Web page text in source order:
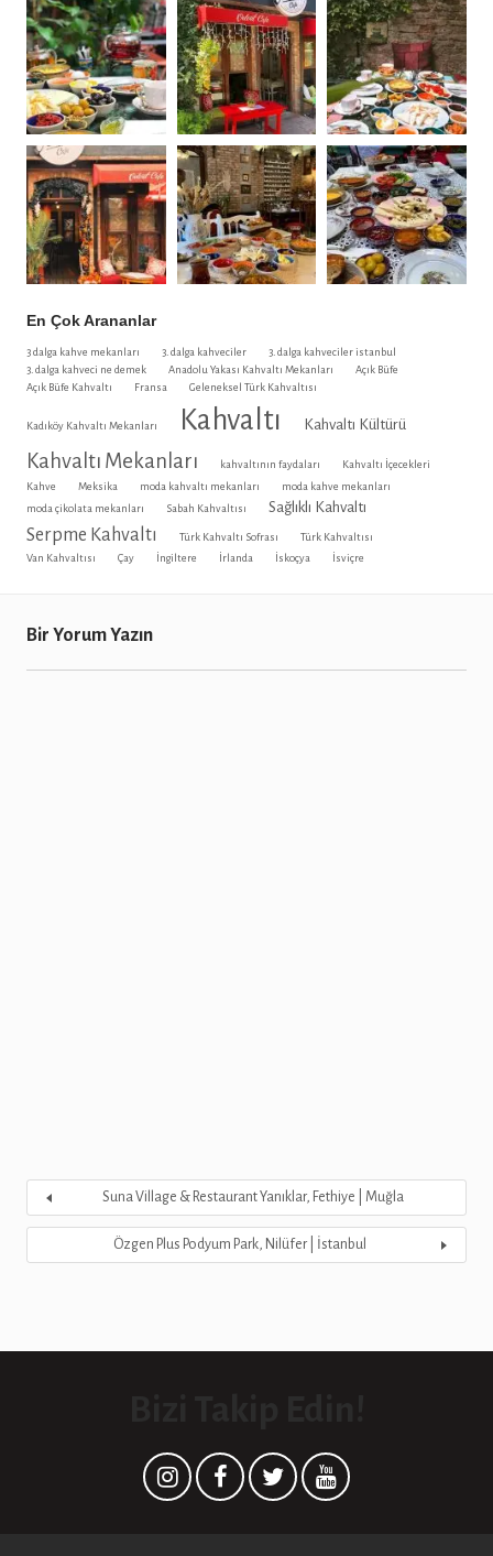
En Çok Arananlar
3 dalga kahve mekanları 3. dalga kahveciler
3. dalga kahveciler istanbul
3. dalga kahveci ne demek
Anadolu Yakası Kahvaltı Mekanları
Açık Büfe
Açık Büfe Kahvaltı
Fransa Geleneksel Türk Kahvaltısı
Kadıköy Kahvaltı Mekanları Kahvaltı Kahvaltı Kültürü
Kahvaltı Mekanları kahvaltının faydaları
Kahvaltı İçecekleri
Kahve
Meksika moda kahvaltı mekanları
moda kahve mekanları
moda çikolata mekanları
Sabah Kahvaltısı Sağlıklı Kahvaltı
Serpme Kahvaltı Türk Kahvaltı Sofrası
Türk Kahvaltısı
Van Kahvaltısı
Çay İngiltere İrlanda İskoçya İsviçre
Bir Yorum Yazın
Suna Village & Restaurant Yanıklar, Fethiye | Muğla
Özgen Plus Podyum Park, Nilüfer | İstanbul